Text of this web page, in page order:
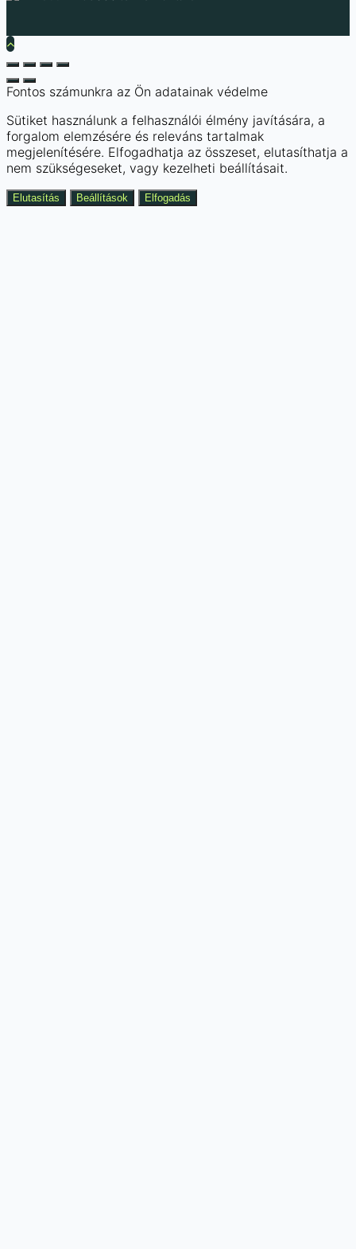
Fontos számunkra az Ön adatainak védelme
Sütiket használunk a felhasználói élmény javítására, a
forgalom elemzésére és releváns tartalmak
megjelenítésére. Elfogadhatja az összeset, elutasíthatja a
nem szükségeseket, vagy kezelheti beállításait.
Elutasítás Beállítások Elfogadás